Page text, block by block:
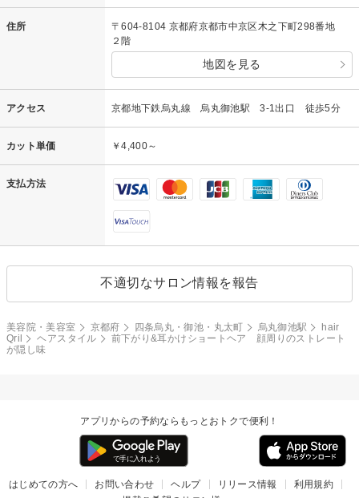
住所
〒604-8104 京都府京都市中京区木之下町298番地
２階
地図を見る
アクセス 京都地下鉄烏丸線 烏丸御池駅 3-1出口 徒歩5分
カット単価 ￥4,400～
支払方法
不適切なサロン情報を報告
美容院・美容室 京都府 四条烏丸・御池・丸太町 烏丸御池駅
hair
Qril
ヘアスタイル
前下がり&耳かけショートヘア 顔周りのストレート
が隠し味
アプリからの予約ならもっとおトクで便利！
はじめての方へ お問い合わせ ヘルプ リリース情報
利用規約